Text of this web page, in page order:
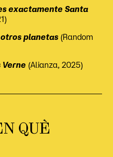
exactamente Santa
planetas (Random
Verne (Alianza, 2025)
QUÈ